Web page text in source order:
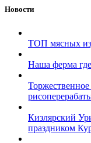
Новости
ТОП мясных
Наша ферма
Кизлярский
праздником